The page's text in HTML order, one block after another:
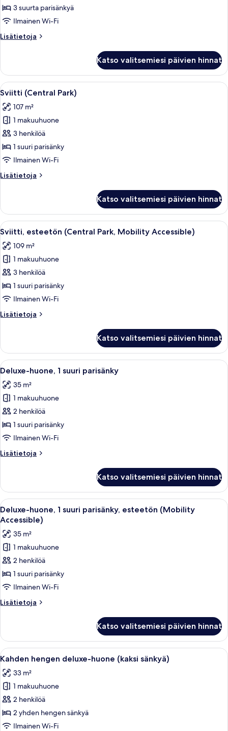
kuvat3 suurta parisänkyä
Ilmainen Wi-Fi
Lisätietoja
Lisätietoja
Katso valitsemiesi päivien hinnat
Avaa
kaikki
huonetyypin
Sviitti
(Central
Park)
kuvat
Moderni hotellihuone, jossa on
5
Sviitti (Central Park)
107 m²
1 makuuhuone
3 henkilöä
1 suuri parisänky
Ilmainen Wi-Fi
Lisätietoja
Lisätietoja
Park)
Katso valitsemiesi päivien hinnat
Avaa
kaikki
huonetyypin
Sviitti,
esteetön
(Central
Park,
Accessible)
Moderni hotellihuone, jossa on
5
Sviitti, esteetön (Central Park, Mobility Accessible)
109 m²
1 makuuhuone
3 henkilöä
1 suuri parisänky
Ilmainen Wi-Fi
Lisätietoja
Lisätietoja
(Central
Park,
Mobility
Katso valitsemiesi päivien hinnat
Avaa
kaikki
huonetyypin
Deluxe-
huone,
1
suuri
kuvat
Hotellihuoneessa on suuri sänky,
4
Deluxe-huone, 1 suuri parisänky
35 m²
1 makuuhuone
2 henkilöä
1 suuri parisänky
Ilmainen Wi-Fi
Lisätietoja
Lisätietoja
1
suuri
parisänky
Katso valitsemiesi päivien hinnat
Avaa
kaikki
huonetyypin
Deluxe-
huone,
1
suuri
parisänky,
esteetön
(Mobility
kuvat
Hotellihuoneessa on suuri sänky,
4
Deluxe-huone, 1 suuri parisänky, esteetön (Mobility
Accessible)
35 m²
1 makuuhuone
2 henkilöä
1 suuri parisänky
Ilmainen Wi-Fi
Lisätietoja
Lisätietoja
1
suuri
parisänky,
(Mobility
Accessible)
Katso valitsemiesi päivien hinnat
Avaa
kaikki
huonetyypin
Kahden
hengen
deluxe-
huone
Hotellihuone, jossa on kaksi sänkyä,
3
Kahden hengen deluxe-huone (kaksi sänkyä)
33 m²
1 makuuhuone
2 henkilöä
2 yhden hengen sänkyä
Ilmainen Wi-Fi